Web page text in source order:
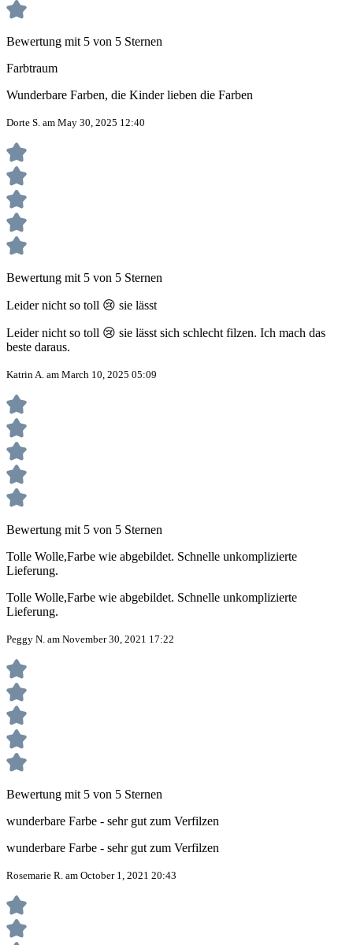
Bewertung mit 5 von 5 Sternen
Farbtraum
Wunderbare Farben, die Kinder lieben die Farben
Dorte S. am May 30, 2025 12:40
Bewertung mit 5 von 5 Sternen
Leider nicht so toll 😢 sie lässt
Leider nicht so toll 😢 sie lässt sich schlecht filzen. Ich mach das
beste daraus.
Katrin A. am March 10, 2025 05:09
Bewertung mit 5 von 5 Sternen
Tolle Wolle,Farbe wie abgebildet. Schnelle unkomplizierte
Lieferung.
Tolle Wolle,Farbe wie abgebildet. Schnelle unkomplizierte
Lieferung.
Peggy N. am November 30, 2021 17:22
Bewertung mit 5 von 5 Sternen
wunderbare Farbe - sehr gut zum Verfilzen
wunderbare Farbe - sehr gut zum Verfilzen
Rosemarie R. am October 1, 2021 20:43